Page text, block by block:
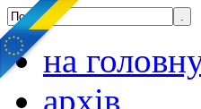
на
архів